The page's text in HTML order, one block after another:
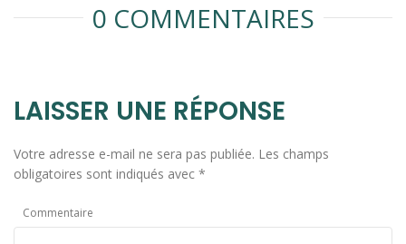
0 COMMENTAIRES
LAISSER UNE RÉPONSE
Votre adresse e-mail ne sera pas publiée. Les champs
obligatoires sont indiqués avec *
Commentaire